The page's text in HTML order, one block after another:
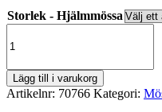
Storlek - Hjälmmössa
mängd
Lägg till i varukorg
Artikelnr: 70766 Kategori: